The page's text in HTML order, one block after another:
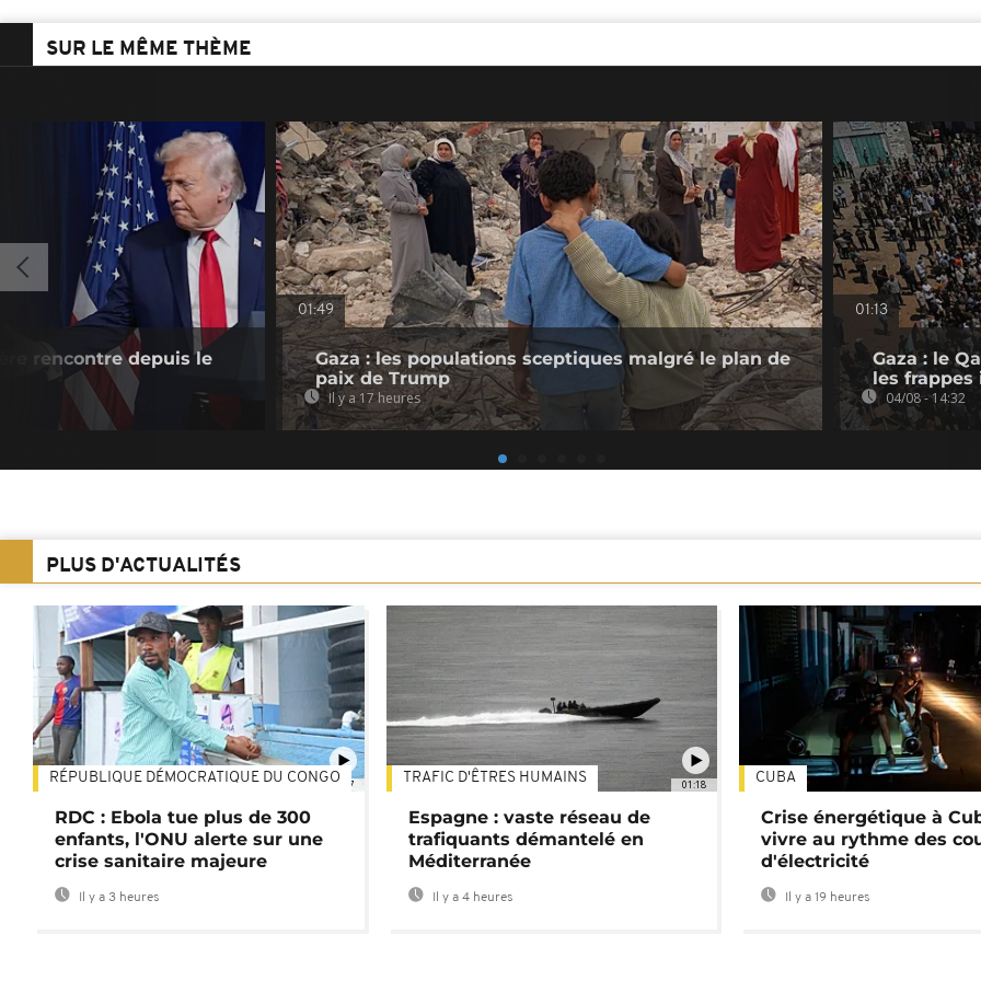
SUR LE MÊME THÈME
rencontre depuis le
01:49
Gaza : les populations sceptiques malgré le plan de
paix de Trump
Il y a 17 heures
01:13
Gaza : le
les frappes
04/08 - 14:32
PLUS D'ACTUALITÉS
01:47
RÉPUBLIQUE DÉMOCRATIQUE DU CONGO
RDC : Ebola tue plus de 300
enfants, l'ONU alerte sur une
crise sanitaire majeure
Il y a 3 heures
01:18
TRAFIC D'ÊTRES HUMAINS
Espagne : vaste réseau de
trafiquants démantelé en
Méditerranée
Il y a 4 heures
CUBA
Crise énergétique à
vivre au rythme des
d'électricité
Il y a 19 heures